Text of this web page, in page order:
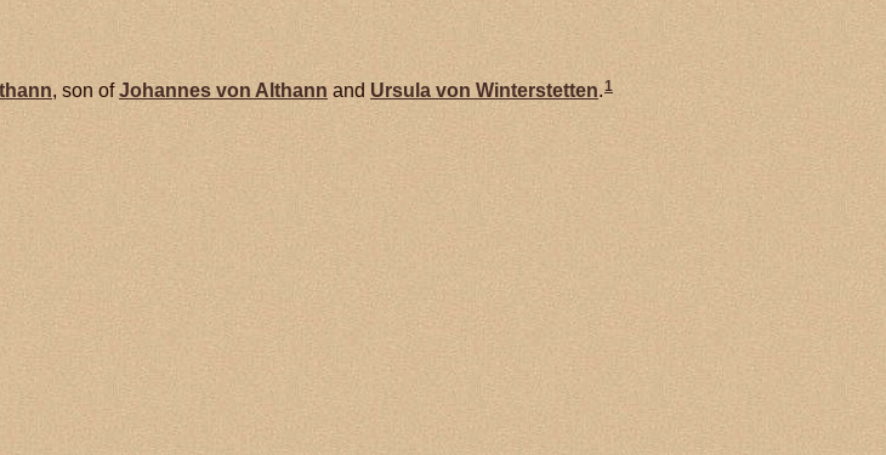
, son ofJohannes von Althann and Ursula von Winterstetten.1